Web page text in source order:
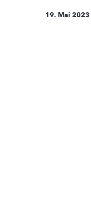
19. Mai 2023